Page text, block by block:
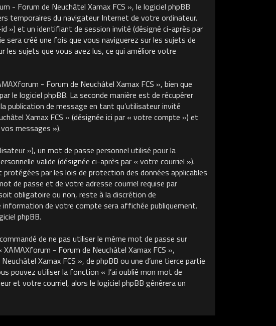
- Forum de Neuchâtel Xamax FCS », le logiciel phpBB
temporaires du navigateur Internet de votre ordinateur.
») et un identifiant de session invité (désigné ci-après par
créé une fois que vous naviguerez sur les sujets de
sujets que vous avez lus, ce qui améliore votre
- Forum de Neuchâtel Xamax FCS », bien que
le logiciel phpBB. La seconde manière est de récupérer
publication de message en tant qu’utilisateur invité
Xamax FCS » (désignée ici par « votre compte ») et
messages »).
»), un mot de passe personnel utilisé pour la
valide (désignée ci-après par « votre courriel »).
par les lois de protection des données applicables
de passe et de votre adresse courriel requise par
obligatoire ou non, reste à la discrétion de
information de votre compte sera affichée publiquement.
phpBB.
de ne pas utiliser le même mot de passe sur
- Forum de Neuchâtel Xamax FCS »,
Xamax FCS », de phpBB ou une d’une tierce partie
pouvez utiliser la fonction « J’ai oublié mon mot de
et votre courriel, alors le logiciel phpBB générera un